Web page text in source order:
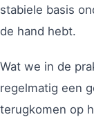
stabiele basis
de hand hebt.
Wat we in de
regelmatig een
terugkomen op